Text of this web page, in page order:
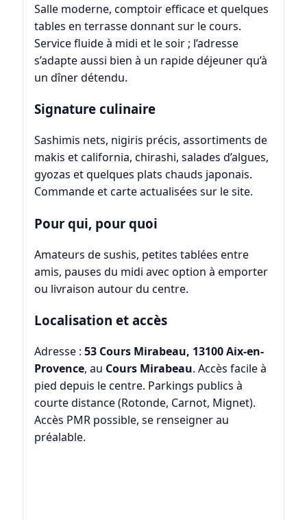
Salle moderne, comptoir efficace et quelques
tables en terrasse donnant sur le cours.
Service fluide à midi et le soir ; l’adresse
s’adapte aussi bien à un rapide déjeuner qu’à
un dîner détendu.
Signature culinaire
Sashimis nets, nigiris précis, assortiments de
makis et california, chirashi, salades d’algues,
gyozas et quelques plats chauds japonais.
Commande et carte actualisées sur le site.
Pour qui, pour quoi
Amateurs de sushis, petites tablées entre
amis, pauses du midi avec option à emporter
ou livraison autour du centre.
Localisation et accès
Adresse : 53 Cours Mirabeau, 13100 Aix-en-
Provence, au Cours Mirabeau. Accès facile à
pied depuis le centre. Parkings publics à
courte distance (Rotonde, Carnot, Mignet).
Accès PMR possible, se renseigner au
préalable.